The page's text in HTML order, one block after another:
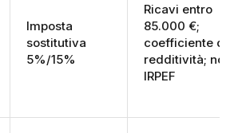
Imposta
sostitutiva
5%/15%
Ricavi entro
85.000 €;
coefficiente di
redditività; non è
IRPEF